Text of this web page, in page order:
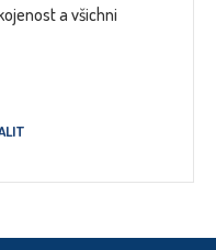
a všichni